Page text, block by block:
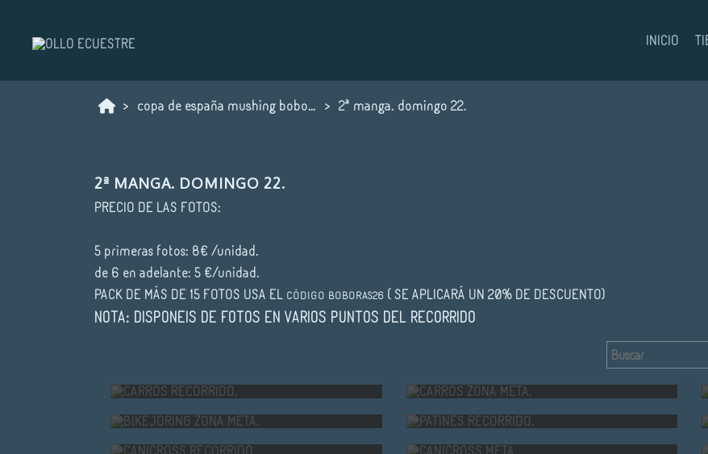
INICIO
copa de españa mushing boborás 2026 2ª manga. domingo 22.
2ª MANGA. DOMINGO 22.
PRECIO DE LAS FOTOS:
5 primeras fotos: 8€ /unidad.
de 6 en adelante: 5 €/unidad.
PACK DE MÁS DE 15 FOTOS USA EL CÓDIGO BOBORAS26 ( SE APLICARÁ UN 20% DE DESCUENTO)
NOTA: DISPONEIS DE FOTOS EN VARIOS PUNTOS DEL RECORRIDO
CARROS ZONA META.
BIKEJORING ZONA META. PATINES RECORRIDO.
CANICROSS RECORRIDO.
CANICROSS META.